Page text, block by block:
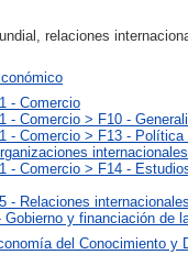
relaciones
- Comercio
- Comercio > F10 -
- Comercio > F13 -
internacionales
- Comercio > F14 -
- Relaciones
y financiación de
del Conocimiento y